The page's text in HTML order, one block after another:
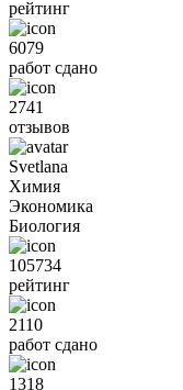
рейтинг
6079
работ сдано
2741
отзывов
Svetlana
Химия
Экономика
Биология
105734
рейтинг
2110
работ сдано
1318